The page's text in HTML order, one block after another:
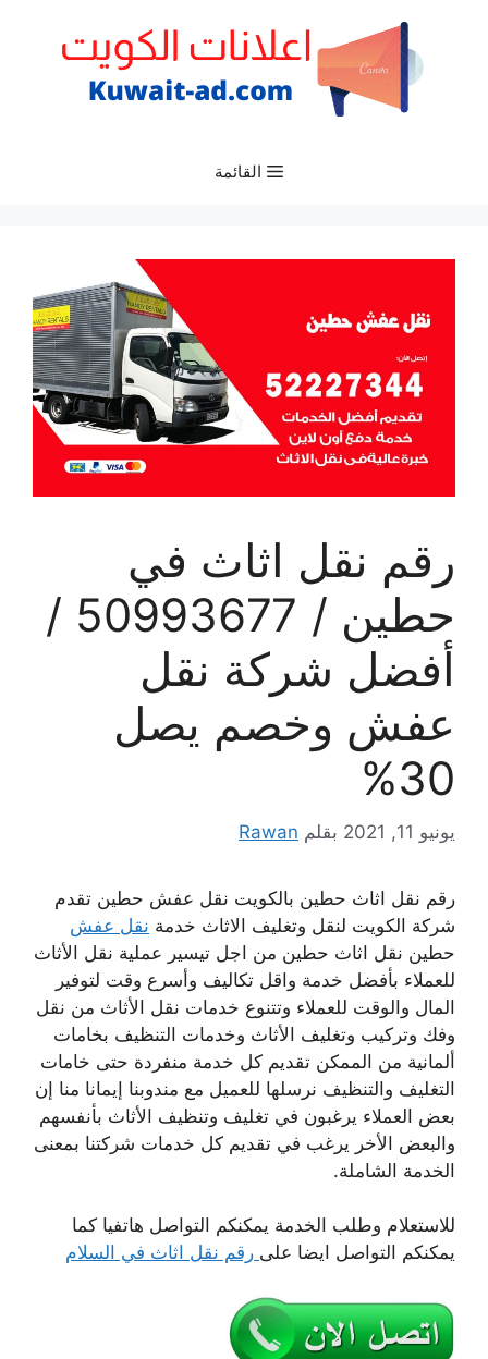
القائمة
رقم نقل اثاث في
حطين / 50993677 /
أفضل شركة نقل
عفش وخصم يصل
30%
يونيو 11, 2021 بقلم Rawan
رقم نقل اثاث حطين بالكويت نقل عفش حطين تقدم
شركة الكويت لنقل وتغليف الاثاث خدمة نقل عفش
حطين نقل اثاث حطين من اجل تيسير عملية نقل الأثاث
للعملاء بأفضل خدمة واقل تكاليف وأسرع وقت لتوفير
المال والوقت للعملاء وتتنوع خدمات نقل الأثاث من نقل
وفك وتركيب وتغليف الأثاث وخدمات التنظيف بخامات
ألمانية من الممكن تقديم كل خدمة منفردة حتى خامات
التغليف والتنظيف نرسلها للعميل مع مندوبنا إيمانا منا إن
بعض العملاء يرغبون في تغليف وتنظيف الأثاث بأنفسهم
والبعض الأخر يرغب في تقديم كل خدمات شركتنا بمعنى
الخدمة الشاملة.
للاستعلام وطلب الخدمة يمكنكم التواصل هاتفيا كما
يمكنكم التواصل ايضا على رقم نقل اثاث في السلام